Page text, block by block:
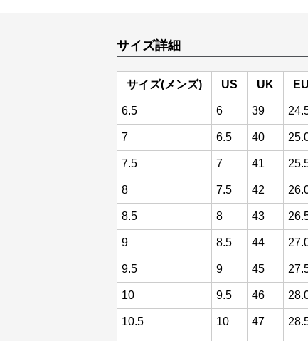
サイズ詳細
サイズ(メンズ) US UK
6.5 6 39
7 6.5 40
7.5 7 41
8 7.5 42
8.5 8 43
9 8.5 44
9.5 9 45
10 9.5 46
10.5 10 47